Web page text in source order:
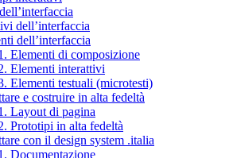
dell’interfaccia
dell’interfaccia
Elementi di composizione
Elementi interattivi
Elementi testuali (microtesti)
e costruire in alta fedeltà
Layout di pagina
Prototipi in alta fedeltà
con il design system .italia
Documentazione